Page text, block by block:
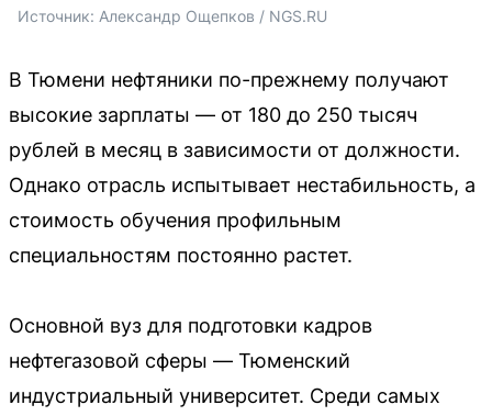
Источник: Александр Ощепков / NGS.RU
В Тюмени нефтяники по-прежнему получают
высокие зарплаты — от 180 до 250 тысяч
рублей в месяц в зависимости от должности.
Однако отрасль испытывает нестабильность, а
стоимость обучения профильным
специальностям постоянно растет.
Основной вуз для подготовки кадров
нефтегазовой сферы — Тюменский
индустриальный университет. Среди самых